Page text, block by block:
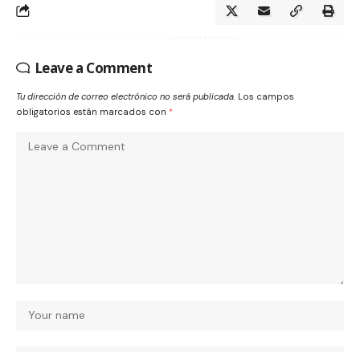
Leave a Comment
Tu dirección de correo electrónico no será publicada. Los campos
obligatorios están marcados con *